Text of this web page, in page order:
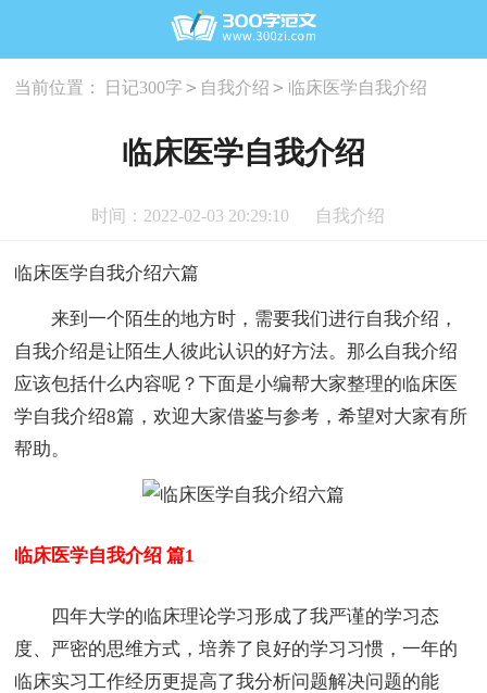
当前位置： 日记300字 > 自我介绍 > 临床医学自我介绍
临床医学自我介绍
时间：2022-02-03 20:29:10 自我介绍
临床医学自我介绍六篇
来到一个陌生的地方时，需要我们进行自我介绍，
自我介绍是让陌生人彼此认识的好方法。那么自我介绍
应该包括什么内容呢？下面是小编帮大家整理的临床医
学自我介绍8篇，欢迎大家借鉴与参考，希望对大家有所
帮助。
临床医学自我介绍 篇1
四年大学的临床理论学习形成了我严谨的学习态
度、严密的思维方式，培养了良好的学习习惯，一年的
临床实习工作经历更提高了我分析问题解决问题的能